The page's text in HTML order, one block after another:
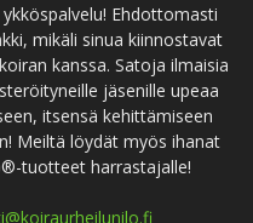
Ehdottomasti
mikäli sinua kiinnostavat
kanssa. Satoja ilmaisia
jäsenille upeaa
itsensä kehittämiseen
Meiltä löydät myös ihanat
tuotteet harrastajalle!